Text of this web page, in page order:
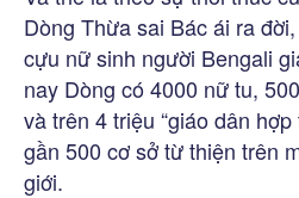
Dòng Thừa sai Bác ái ra
cựu nữ sinh người Bengali
nay Dòng có 4000 nữ tu,
và trên 4 triệu “giáo dân
gần 500 cơ sở từ thiện trên
giới.